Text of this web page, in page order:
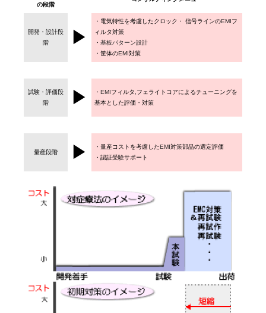
の段階
開発・設計段
階
▶
・電気特性を考慮したクロック・ 信号ラインのEMIフ
ィルタ対策
・ 基板パターン設計
・筐体のEMI対策
試験・評価段
階
▶ ・ EMIフィルタ,フェライトコアによるチューニングを
基本とした評価・対策
量産段階 ▶ ・量産コストを考慮したEMI対策部品の選定評価
・認証受験サポート